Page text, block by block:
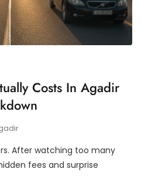
Costs In Agadir
After watching too many
fees and surprise